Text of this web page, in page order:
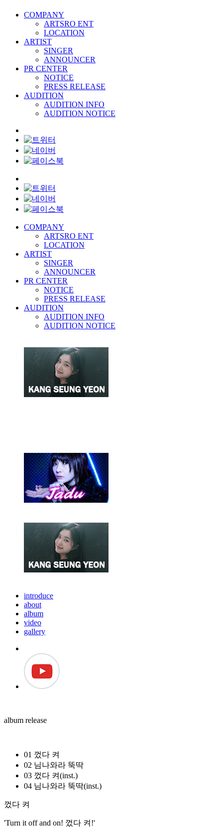
COMPANY
ARTSRO ENT
LOCATION
ARTIST
SINGER
ANNOUNCER
PR CENTER
NOTICE
PRESS RELEASE
AUDITION
AUDITION INFO
AUDITION NOTICE
COMPANY
ARTSRO ENT
LOCATION
ARTIST
SINGER
ANNOUNCER
PR CENTER
NOTICE
PRESS RELEASE
AUDITION
AUDITION INFO
AUDITION NOTICE
introduce
about
album
video
gallery
album release
01 껐다 켜
02 님나와라 뚝딱
03 껐다 켜(inst.)
04 님나와라 뚝딱(inst.)
껐다 켜
'Turn it off and on! 껐다 켜!'